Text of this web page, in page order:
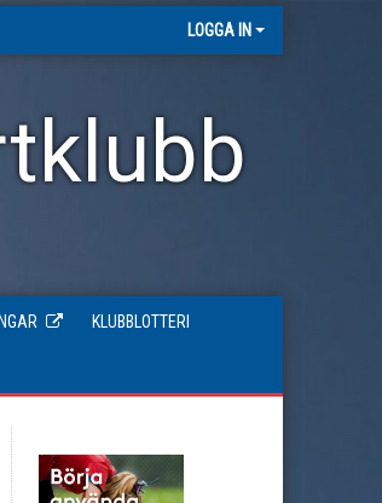
LOGGA IN
KLUBBLOTTERI